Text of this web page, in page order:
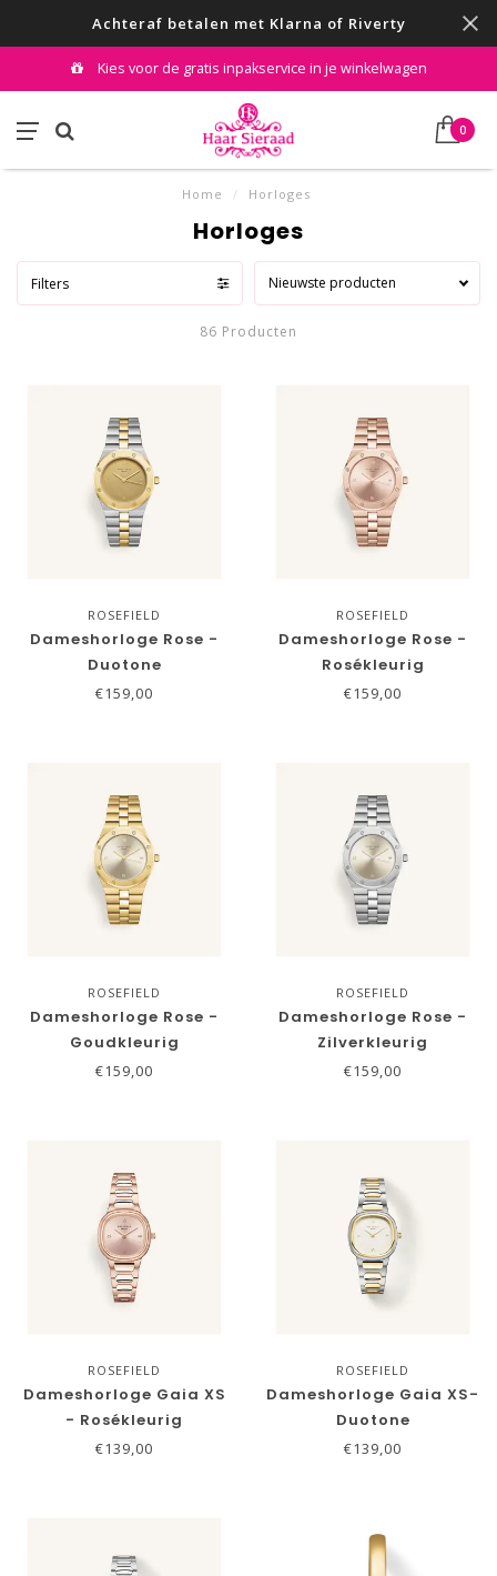
Achteraf betalen met Klarna of Riverty
Kies voor de gratis inpakservice in je winkelwagen
0
Home / Horloges
Horloges
Filters Nieuwste producten
86 Producten
ROSEFIELD
Dameshorloge Rose -
Duotone
€159,00
ROSEFIELD
Dameshorloge Rose -
Rosékleurig
€159,00
ROSEFIELD
Dameshorloge Rose -
Goudkleurig
€159,00
ROSEFIELD
Dameshorloge Rose -
Zilverkleurig
€159,00
ROSEFIELD
Dameshorloge Gaia XS
- Rosékleurig
€139,00
ROSEFIELD
Dameshorloge Gaia XS-
Duotone
€139,00